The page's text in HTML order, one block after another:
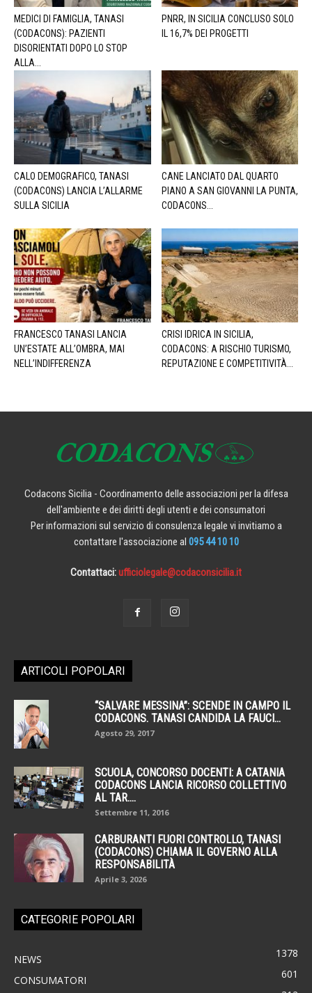
MEDICI DI FAMIGLIA, TANASI
(CODACONS): PAZIENTI
DISORIENTATI DOPO LO STOP
ALLA...
PNRR, IN SICILIA CONCLUSO SOLO
IL 16,7% DEI PROGETTI
CALO DEMOGRAFICO, TANASI
(CODACONS) LANCIA L’ALLARME
SULLA SICILIA
CANE LANCIATO DAL QUARTO
PIANO A SAN GIOVANNI LA PUNTA,
CODACONS...
FRANCESCO TANASI LANCIA
UN’ESTATE ALL’OMBRA, MAI
NELL’INDIFFERENZA
CRISI IDRICA IN SICILIA,
CODACONS: A RISCHIO TURISMO,
REPUTAZIONE E COMPETITIVITÀ...
Codacons Sicilia - Coordinamento delle associazioni per la difesa
dell'ambiente e dei diritti degli utenti e dei consumatori
Per informazioni sul servizio di consulenza legale vi invitiamo a
contattare l'associazione al 095 44 10 10
Contattaci:ufficiolegale@codaconsicilia.it
ARTICOLI POPOLARI
“SALVARE MESSINA”: SCENDE IN CAMPO IL
CODACONS. TANASI CANDIDA LA FAUCI...
Agosto 29, 2017
SCUOLA, CONCORSO DOCENTI: A CATANIA
CODACONS LANCIA RICORSO COLLETTIVO
AL TAR....
Settembre 11, 2016
CARBURANTI FUORI CONTROLLO, TANASI
(CODACONS) CHIAMA IL GOVERNO ALLA
RESPONSABILITÀ
Aprile 3, 2026
CATEGORIE POPOLARI
NEWS 1378
CONSUMATORI
601